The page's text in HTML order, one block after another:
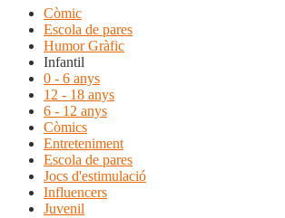
Còmic
Escola de pares
Humor Gràfic
Infantil
0 - 6 anys
12 - 18 anys
6 - 12 anys
Còmics
Entreteniment
Escola de pares
Jocs d'estimulació
Influencers
Juvenil